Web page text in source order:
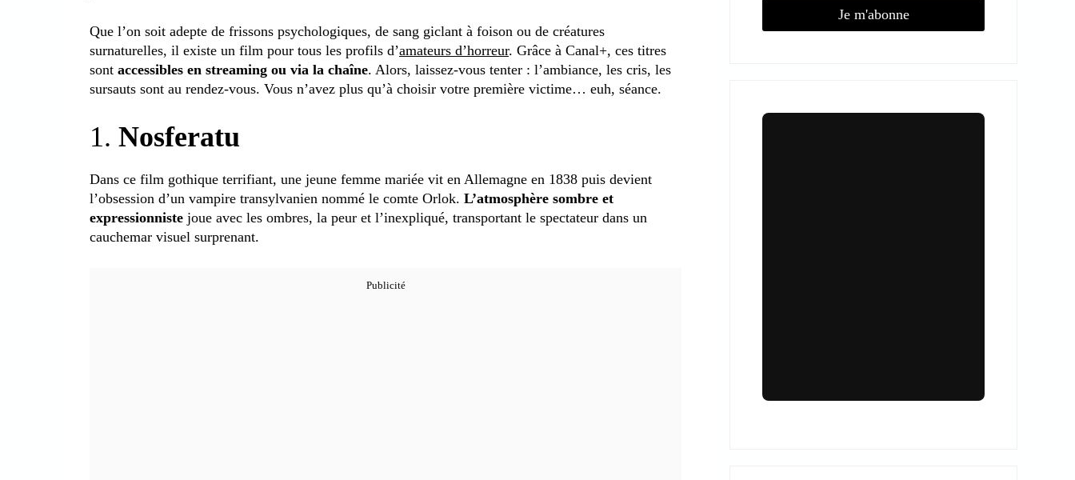
Que l’on soit adepte de frissons psychologiques, de sang giclant à foison ou de créatures
surnaturelles, il existe un film pour tous les profils d’amateurs d’horreur. Grâce à Canal+, ces titres
sont accessibles en streaming ou via la chaîne. Alors, laissez-vous tenter : l’ambiance, les cris, les
sursauts sont au rendez-vous. Vous n’avez plus qu’à choisir votre première victime… euh, séance.
1. Nosferatu
Dans ce film gothique terrifiant, une jeune femme mariée vit en Allemagne en 1838 puis devient
l’obsession d’un vampire transylvanien nommé le comte Orlok. L’atmosphère sombre et
expressionniste joue avec les ombres, la peur et l’inexpliqué, transportant le spectateur dans un
cauchemar visuel surprenant.
Je m'abonne